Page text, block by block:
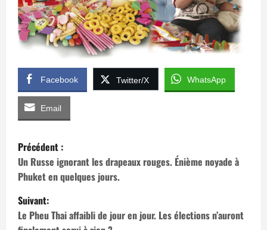
Facebook Twitter/X WhatsApp
Email
N
a
v
i
Précédent :
Un Russe ignorant les drapeaux rouges. Énième noyade à
Phuket en quelques jours.
Suivant:
Le Pheu Thai affaibli de jour en jour. Les élections n’auront